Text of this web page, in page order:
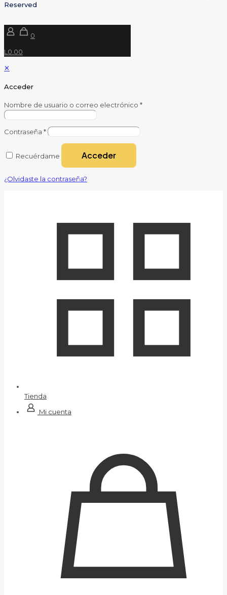
Reserved
0
L0.00
✕
Acceder
Nombre de usuario o correo electrónico *
Contraseña *
Recuérdame Acceder
¿Olvidaste la contraseña?
Tienda
Mi cuenta